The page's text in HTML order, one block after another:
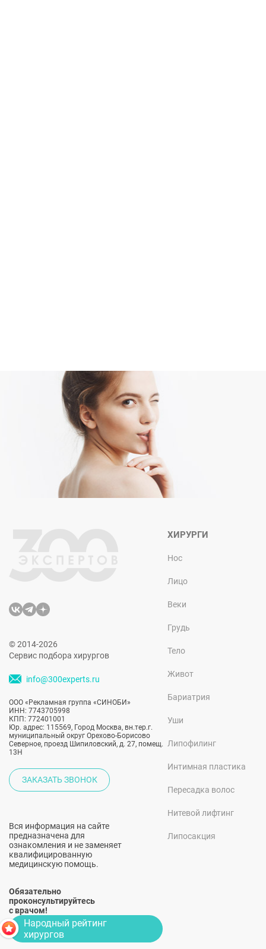
© 2014-2026
Сервис подбора хирургов
info@300experts.ru
ООО «Рекламная группа «СИНОБИ»
ИНН: 7743705998
КПП: 772401001
Юр. адрес: 115569, Город Москва, вн.тер.г.
муниципальный округ Орехово-Борисово
Северное, проезд Шипиловский, д. 27, помещ.
13Н
ЗАКАЗАТЬ ЗВОНОК
Вся информация на сайте
предназначена для
ознакомления и не заменяет
квалифицированную
медицинскую помощь.
Обязательно
проконсультируйтесь
с врачом!
ХИРУРГИ
Нос
Лицо
Веки
Грудь
Тело
Живот
Бариатрия
Уши
Липофилинг
Интимная пластика
Пересадка волос
Нитевой лифтинг
Липосакция
Народный рейтинг
хирургов